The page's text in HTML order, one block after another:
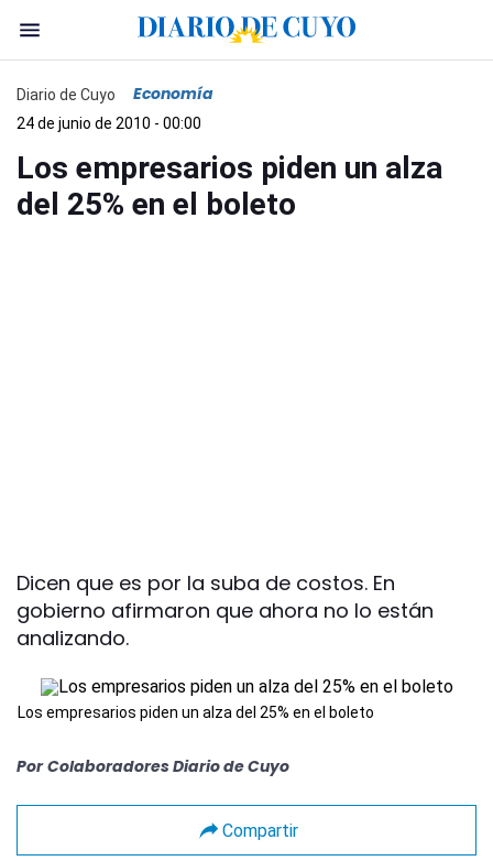
Diario de Cuyo Economía
24 de junio de 2010 - 00:00
Los empresarios piden un alza
del 25% en el boleto
Dicen que es por la suba de costos. En
gobierno afirmaron que ahora no lo están
analizando.
Los empresarios piden un alza del 25% en el boleto
Por Colaboradores Diario de Cuyo
Compartir